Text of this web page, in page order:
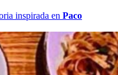
inspirada en Paco